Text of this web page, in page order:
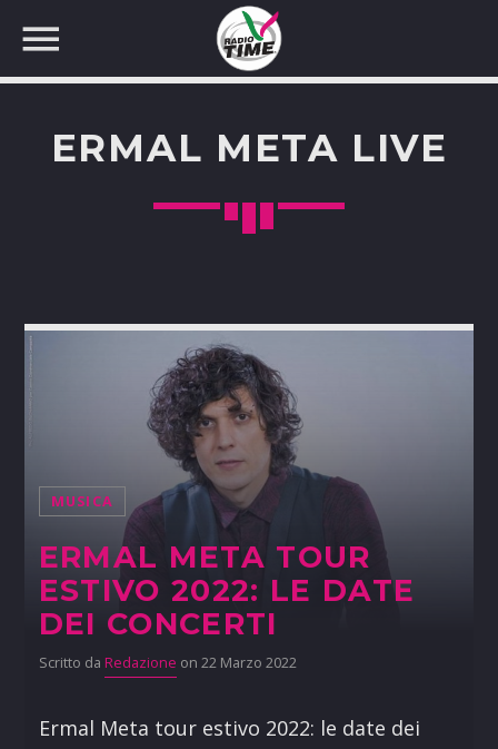
ERMAL META LIVE
MUSICA
ERMAL META TOUR
ESTIVO 2022: LE DATE
DEI CONCERTI
Scritto da Redazione on 22 Marzo 2022
Ermal Meta tour estivo 2022: le date dei